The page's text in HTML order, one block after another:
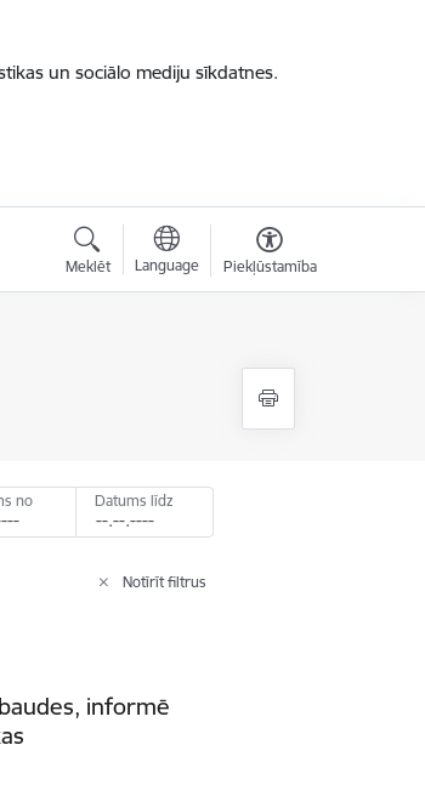
un sociālo mediju sīkdatnes.
Meklēt Language Piekļūstamība
no Datums līdz
Notīrīt filtrus
informē